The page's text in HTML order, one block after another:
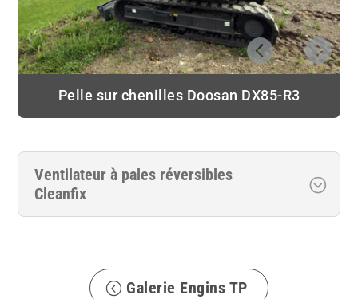
Pelle sur chenilles Doosan DX85-R3
Ventilateur à pales réversibles
Cleanfix
Galerie Engins TP